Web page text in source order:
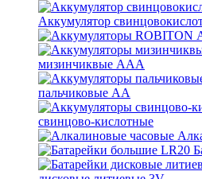
Аккумулятор
мизинчиквые ААА
пальчиковые АА
свинцово-кислотные